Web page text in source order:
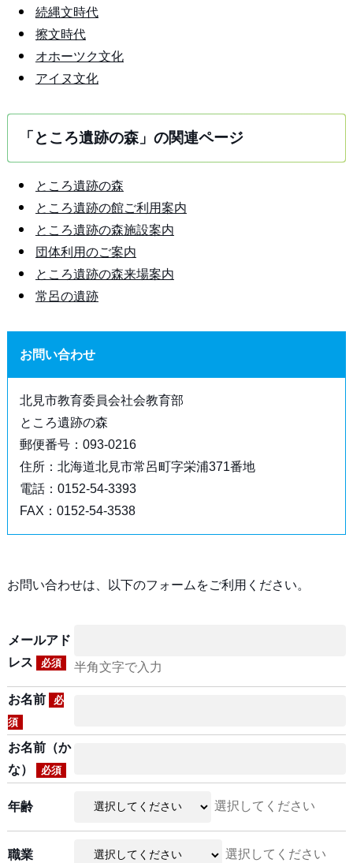
続縄文時代
擦文時代
オホーツク文化
アイヌ文化
「ところ遺跡の森」の関連ページ
ところ遺跡の森
ところ遺跡の館ご利用案内
ところ遺跡の森施設案内
団体利用のご案内
ところ遺跡の森来場案内
常呂の遺跡
お問い合わせ
北見市教育委員会社会教育部
ところ遺跡の森
郵便番号：093-0216
住所：北海道北見市常呂町字栄浦371番地
電話：0152-54-3393
FAX：0152-54-3538
お問い合わせは、以下のフォームをご利用ください。
メールアド
レス
必須 半角文字で入力
お名前
必
須
お名前（か
な）
必須
年齢 選択してください
職業 選択してください